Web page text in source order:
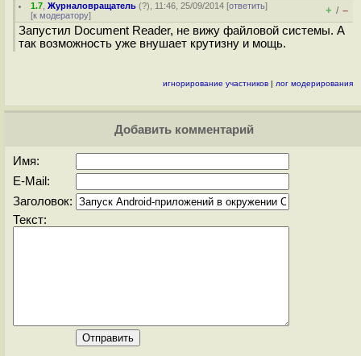
1.7 ,Журналовращатель (?), 11:46, 25/09/2014 [ответить]
[к модератору] + / –
Запустил Document Reader, не вижу файловой системы. А
так возможность уже внушает крутизну и мощь.
игнорирование участников | лог модерирования
Добавить комментарий
Имя:
E-Mail:
Заголовок:
Текст: